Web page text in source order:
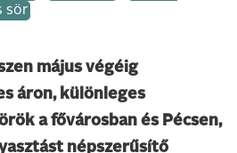
sör
május végéig
áron, különleges
a fővárosban és Pécsen,
népszerűsítő